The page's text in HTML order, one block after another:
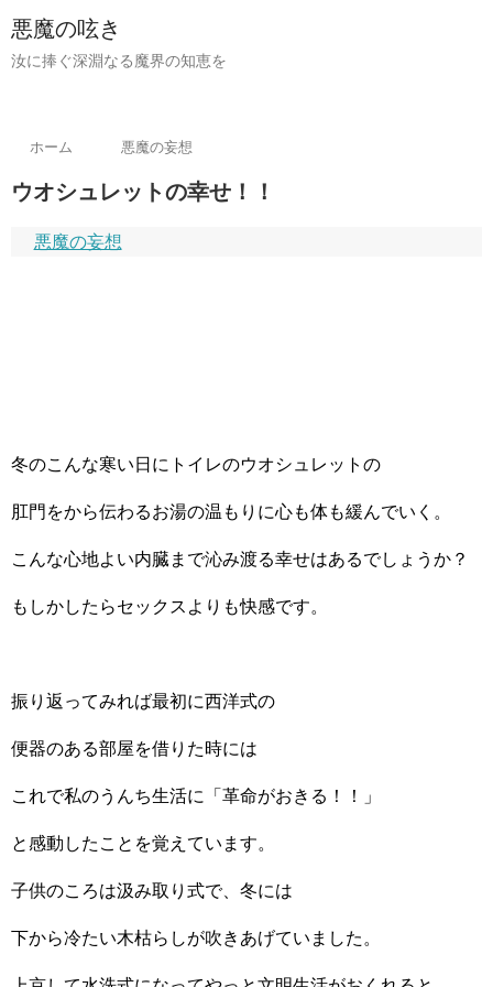
悪魔の呟き
汝に捧ぐ深淵なる魔界の知恵を
ホーム 悪魔の妄想
ウオシュレットの幸せ！！
悪魔の妄想
冬のこんな寒い日にトイレのウオシュレットの
肛門をから伝わるお湯の温もりに心も体も緩んでいく。
こんな心地よい内臓まで沁み渡る幸せはあるでしょうか？
もしかしたらセックスよりも快感です。
振り返ってみれば最初に西洋式の
便器のある部屋を借りた時には
これで私のうんち生活に 「革命がおきる！！」
と感動したことを覚えています。
子供のころは汲み取り式で、冬には
下から冷たい木枯らしが吹きあげていました。